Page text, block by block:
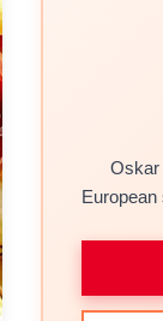
Oskar